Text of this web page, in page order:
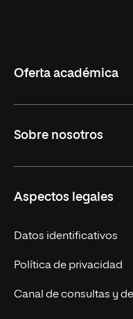
Oferta académica
Licenciaturas en línea
Cursos Europeos
Títulos Americanos
Alianza Newman
Sobre nosotros
Nuestros alumnos
Únete a nosotros
Actualidad
Solicita información
Aspectos legales
Datos identificativos
Política de privacidad
Canal de consultas y